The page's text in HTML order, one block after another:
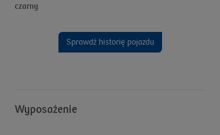
czarny
Sprawdź historię pojazdu
Wyposażenie